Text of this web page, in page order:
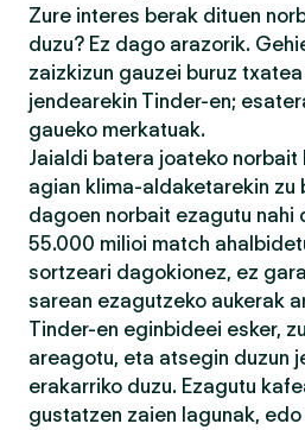
Zure interes berak dituen
duzu? Ez dago arazorik.
zaizkizun gauzei buruz
jendearekin Tinder-en;
gaueko merkatuak.
Jaialdi batera joateko norbait
agian klima-aldaketarekin zu
dagoen norbait ezagutu nahi
55.000 milioi match
sortzeari dagokionez, ez
sarean ezagutzeko aukerak
Tinder-en eginbideei esker,
areagotu, eta atsegin duzun
erakarriko duzu. Ezagutu
gustatzen zaien lagunak,